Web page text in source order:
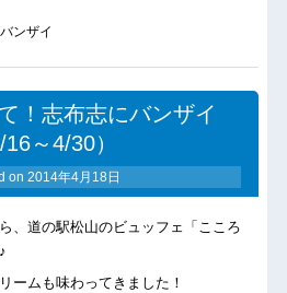
ンザイ
！志布志にバンザイ
16～4/30）
on 2014年4月18日
、道の駅松山のビュッフェ「こころ
ームも味わってきました！